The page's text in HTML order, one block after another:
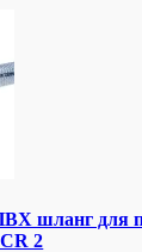
шланг для
2